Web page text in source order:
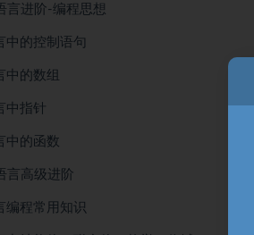
言进阶-编程思想
中的控制语句
中的数组
指针
中的函数
言高级进阶
编程常用知识